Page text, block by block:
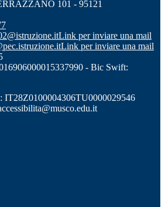
101 - 95121
Link per inviare una mail
Link per inviare una mail
- Bic Swift:
IT28Z0100004306TU0000029546